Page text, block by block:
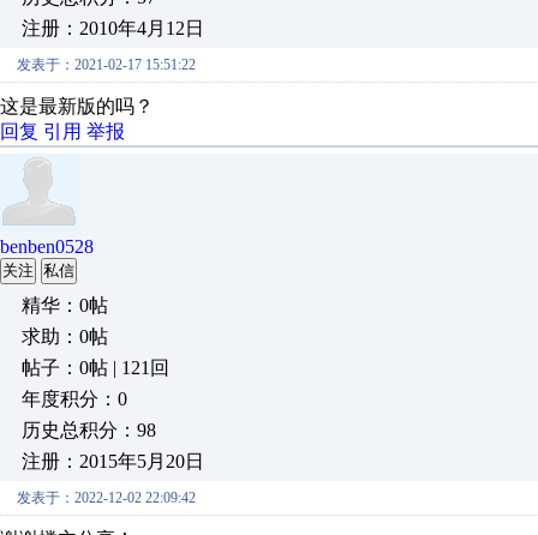
注册：2010年4月12日
发表于：2021-02-17 15:51:22
这是最新版的吗？
回复 引用 举报
benben0528
关注 私信
精华：0帖
求助：0帖
帖子：0帖 | 121回
年度积分：0
历史总积分：98
注册：2015年5月20日
发表于：2022-12-02 22:09:42